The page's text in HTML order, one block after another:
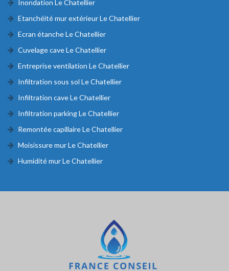
Inondation Le Chatellier
Etanchéité mur extérieur Le Chatellier
Ecran étanche Le Chatellier
Cuvelage cave Le Chatellier
Entreprise ventilation Le Chatellier
Infiltration sous sol Le Chatellier
Infiltration cave Le Chatellier
Infiltration parking Le Chatellier
Remontée capillaire Le Chatellier
Moisissure mur Le Chatellier
Humidité mur Le Chatellier